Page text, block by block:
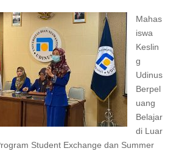
Mahas
iswa
Keslin
g
Udinus
Berpel
uang
Belajar
di Luar
Student Exchange dan Summer